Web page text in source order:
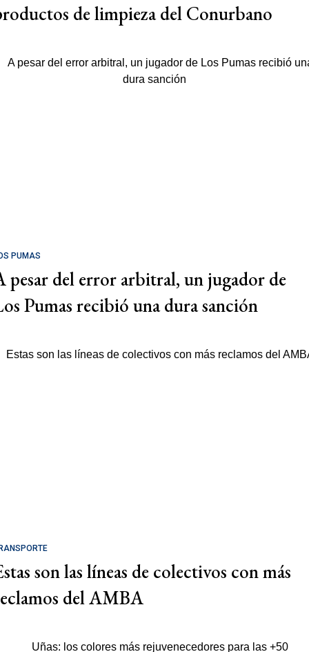
de limpieza del Conurbano
PUMAS
pesar del error arbitral, un jugador de
Pumas recibió una dura sanción
son las líneas de colectivos con más
del AMBA